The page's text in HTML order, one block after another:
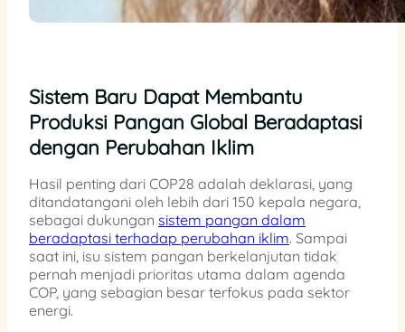
Sistem Baru Dapat Membantu
Produksi Pangan Global Beradaptasi
dengan Perubahan Iklim
Hasil penting dari COP28 adalah deklarasi, yang
ditandatangani oleh lebih dari 150 kepala negara,
sebagai dukungan sistem pangan dalam
beradaptasi terhadap perubahan iklim. Sampai
saat ini, isu sistem pangan berkelanjutan tidak
pernah menjadi prioritas utama dalam agenda
COP, yang sebagian besar terfokus pada sektor
energi.